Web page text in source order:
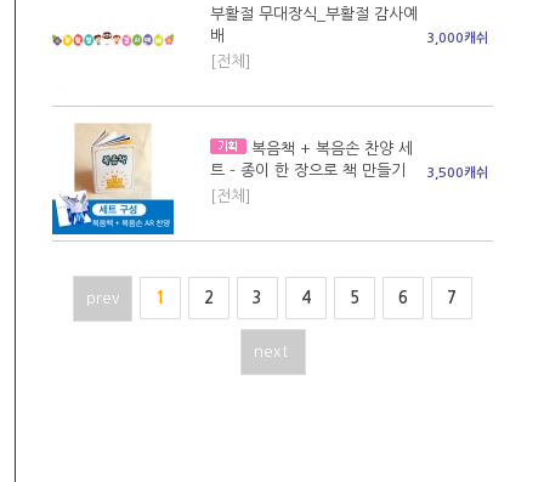
부활절 무대장식_부활절 감사예
배
[전체]
3,000캐쉬
복음책 + 복음손 찬양 세
트 - 종이 한 장으로 책 만들기
[전체]
3,500캐쉬
prev 1 2 3 4 5 6 7
next